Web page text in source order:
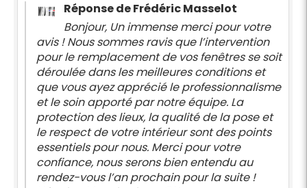
Réponse de Frédéric Masselot
Bonjour, Un immense merci pour votre
avis ! Nous sommes ravis que l’intervention
pour le remplacement de vos fenêtres se soit
déroulée dans les meilleures conditions et
que vous ayez apprécié le professionnalisme
et le soin apporté par notre équipe. La
protection des lieux, la qualité de la pose et
le respect de votre intérieur sont des points
essentiels pour nous. Merci pour votre
confiance, nous serons bien entendu au
rendez-vous l’an prochain pour la suite !